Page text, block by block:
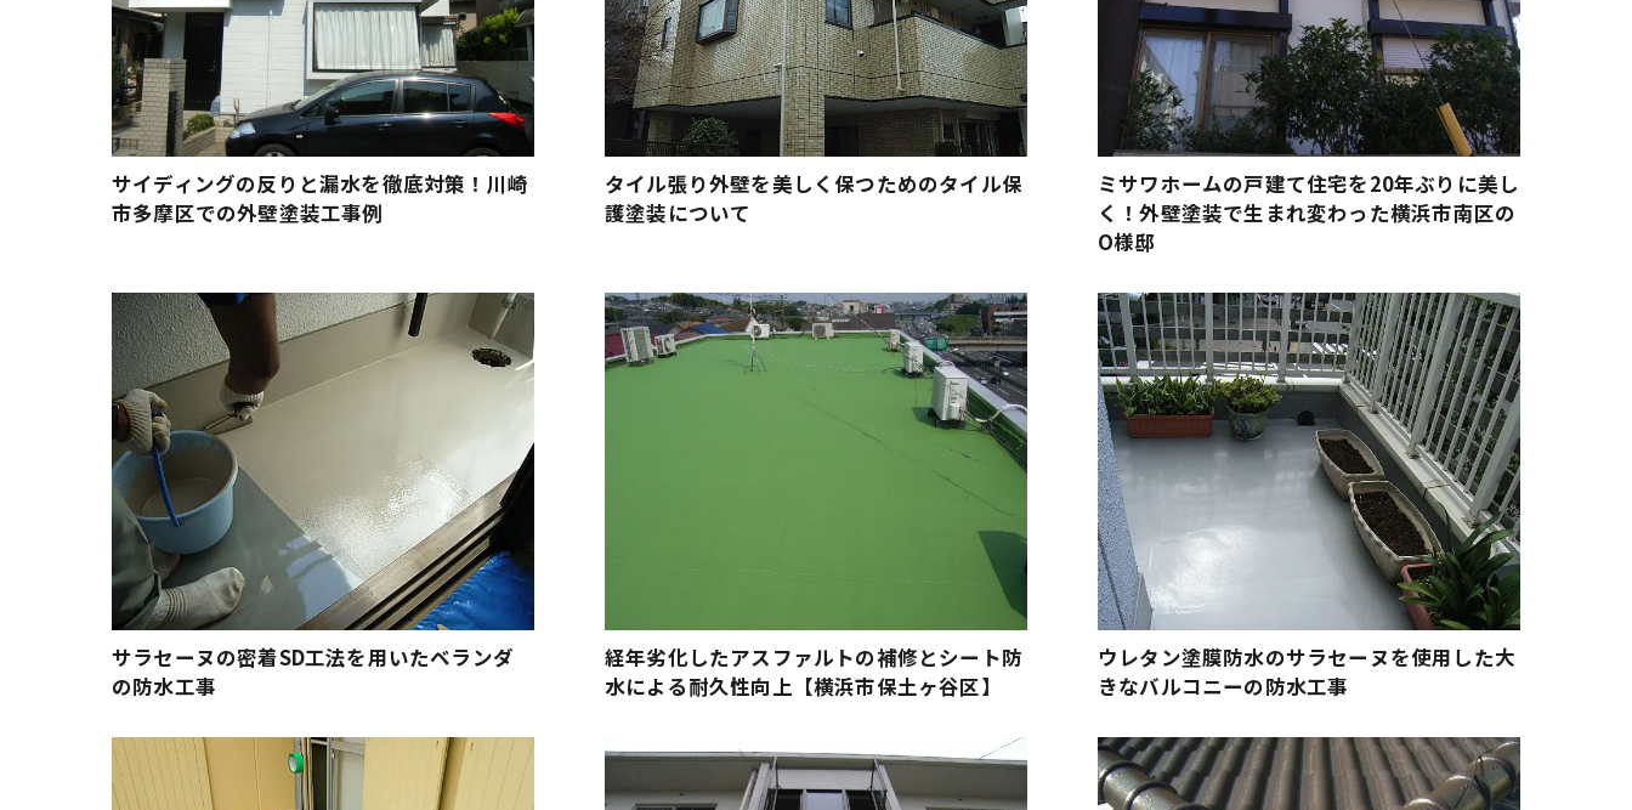
サイディングの反りと漏水を徹底対策！川崎
市多摩区での外壁塗装工事例
タイル張り外壁を美しく保つためのタイル保
護塗装について
ミサワホームの戸建て住宅を20年ぶりに美し
く！外壁塗装で生まれ変わった横浜市南区の
O様邸
サラセーヌの密着SD工法を用いたベランダ
の防水工事
経年劣化したアスファルトの補修とシート防
水による耐久性向上【横浜市保土ヶ谷区】
ウレタン塗膜防水のサラセーヌを使用した大
きなバルコニーの防水工事